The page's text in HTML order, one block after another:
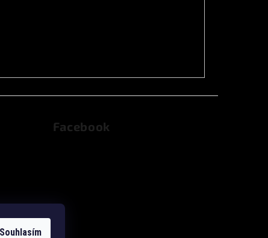
Souhlasím
Facebook